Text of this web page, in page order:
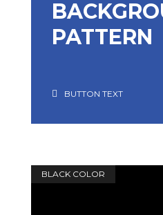
PATTERN
BUTTON TEXT
BLACK COLOR